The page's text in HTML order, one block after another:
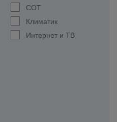
СОТ
Климатик
Интернет и ТВ